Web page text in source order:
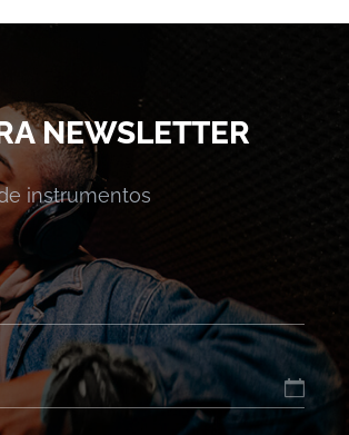
NEWSLETTER
instrumentos